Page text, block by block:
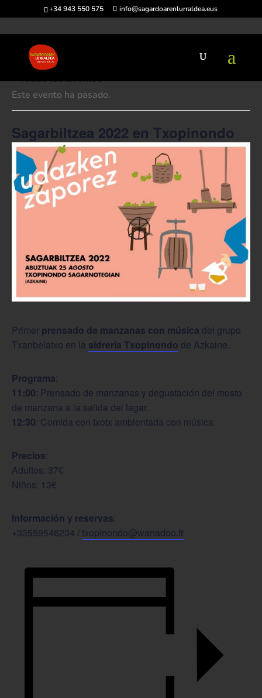
+34 943 550 575 info@sagardoarenlurraldea.eus
« Todos los Eventos
Este evento ha pasado.
Sagarbiltzea 2022 en Txopinondo
Primer prensado de manzanas con música del grupo
Txanbelatxo en la sidrería Txopinondo de Azkaine.
Programa:
11:00: Prensado de manzanas y degustación del mosto
de manzana a la salida del lagar.
12:30: Comida con txotx ambientada con música.
Precios:
Adultos: 37€
Niños: 13€
Información y reservas:
+33559546234 /txopinondo@wanadoo.fr